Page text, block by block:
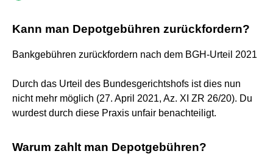
Kann man Depotgebühren zurückfordern?
Bankgebühren zurückfordern nach dem BGH-Urteil 2021
Durch das Urteil des Bundesgerichtshofs ist dies nun
nicht mehr möglich (27. April 2021, Az. XI ZR 26/20). Du
wurdest durch diese Praxis unfair benachteiligt.
Warum zahlt man Depotgebühren?